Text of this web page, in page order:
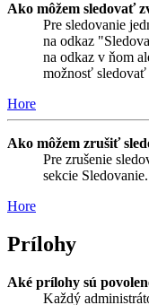
Ako môžem sledovať
Pre sledovanie
na odkaz
na odkaz v ňom
možnosť sledovať
Hore
Ako môžem zrušiť
Pre zrušenie
sekcie Sledovanie.
Hore
Prílohy
Aké prílohy sú
Každý